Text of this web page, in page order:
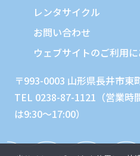
レンタサイクル
お問い合わせ
ウェブサイトのご利用
〒993-0003 山形県長井市東
TEL 0238-87-1121（営業時
は9:30～17:00）